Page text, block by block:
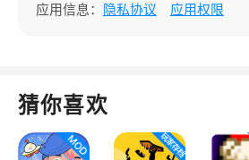
应用信息：
隐私协议 应用权限
猜你喜欢